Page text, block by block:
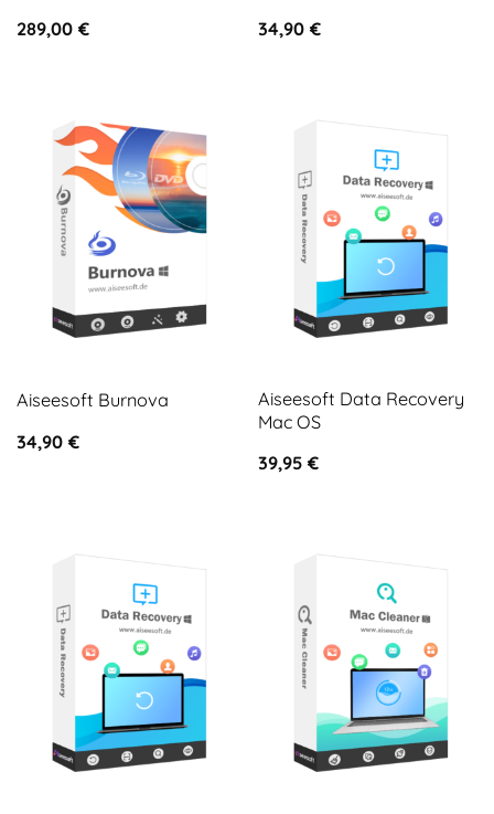
289,00 €
34,90 €
Aiseesoft Burnova
34,90 €
Aiseesoft Data Recovery
Mac OS
39,95 €